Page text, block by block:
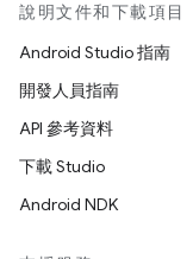
說明文件和下載項目
Android Studio 指南
開發人員指南
API 參考資料
下載 Studio
Android NDK